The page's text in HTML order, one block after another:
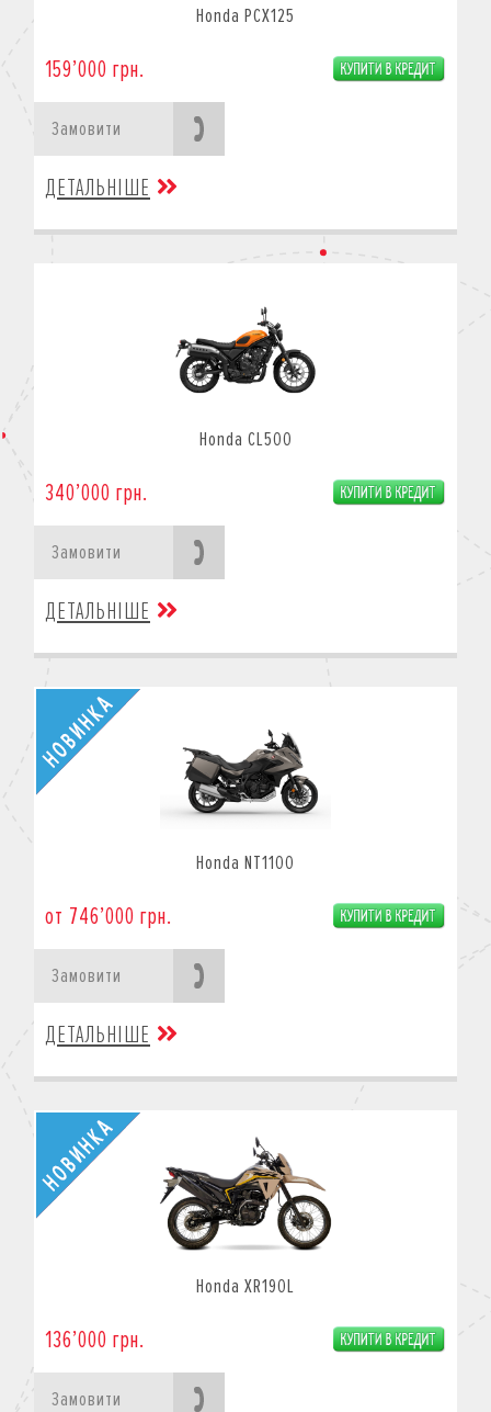
Honda PCX125
159’000 грн.
Замовити
ДЕТАЛЬНІШЕ
Honda CL500
340’000 грн.
Замовити
ДЕТАЛЬНІШЕ
Honda NT1100
от 746’000 грн.
Замовити
ДЕТАЛЬНІШЕ
Honda XR190L
136’000 грн.
Замовити